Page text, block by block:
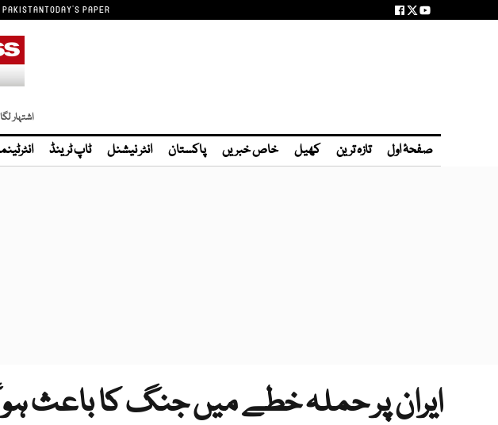
TODAY'S PAPER
اشتہار
صفحۂ اول تازہ ترین کھیل خاص خبریں پاکستان انٹر نیشنل ٹاپ ٹرینڈ
ایران پر حملہ خطے میں جنگ کا باعث